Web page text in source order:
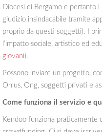
Diocesi di Bergamo e pertanto
giudizio insindacabile tramite
proprio da questi soggetti). I
l’impatto sociale, artistico ed
giovani).
Possono inviare un progetto,
Onlus, Ong, soggetti privati e
Come funziona il servizio e
Kendoo funziona